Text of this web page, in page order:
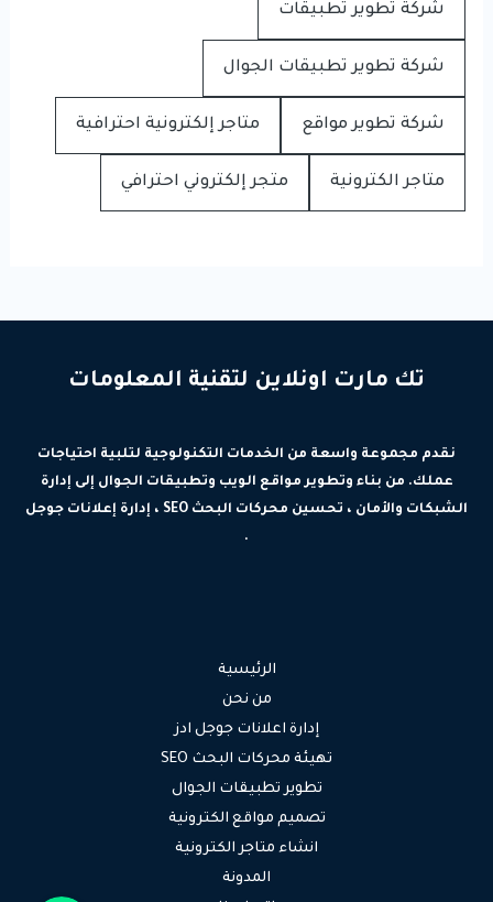
شركة تطوير تطبيقات
شركة تطوير تطبيقات الجوال
شركة تطوير مواقع متاجر إلكترونية احترافية
متاجر الكترونية متجر إلكتروني احترافي
تك مارت اونلاين لتقنية المعلومات
نقدم مجموعة واسعة من الخدمات التكنولوجية لتلبية احتياجات
عملك. من بناء وتطوير مواقع الويب وتطبيقات الجوال إلى إدارة
الشبكات والأمان ، تحسين محركات البحث SEO ، إدارة إعلانات جوجل
.
الرئيسية
من نحن
إدارة اعلانات جوجل ادز
تهيئة محركات البحث SEO
تطوير تطبيقات الجوال
تصميم مواقع الكترونية
انشاء متاجر الكترونية
المدونة
جوال